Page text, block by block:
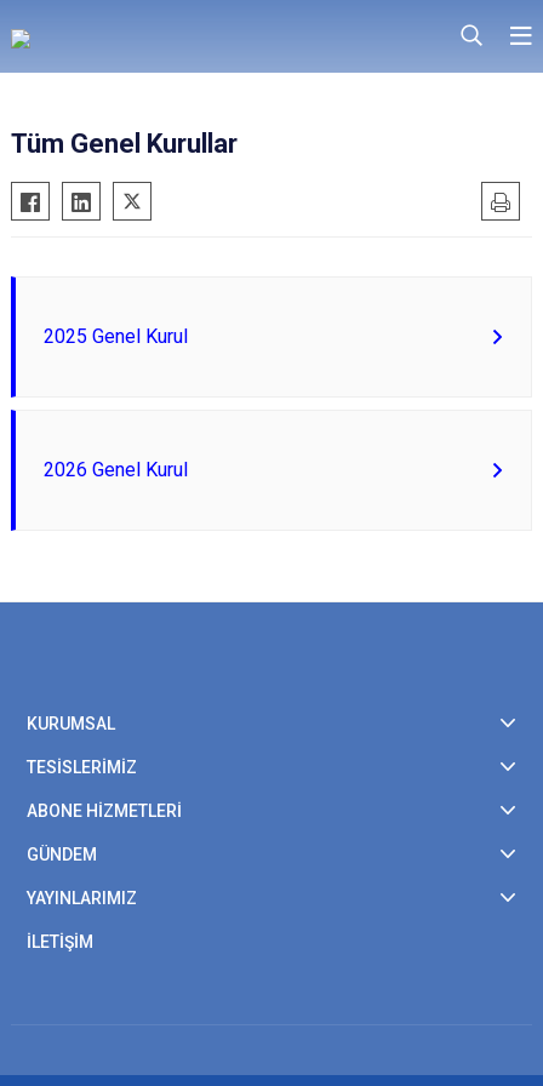
Tüm Genel Kurullar
2025 Genel Kurul
2026 Genel Kurul
KURUMSAL
TESİSLERİMİZ
ABONE HİZMETLERİ
GÜNDEM
YAYINLARIMIZ
İLETİŞİM